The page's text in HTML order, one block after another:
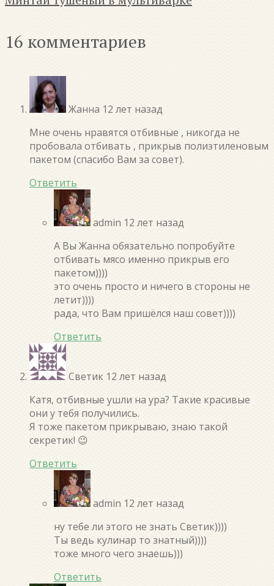
16 комментариев
Жанна 12 лет назад
Мне очень нравятся отбивные , никогда не
пробовала отбивать , прикрыв полиэтиленовым
пакетом (спасибо Вам за совет).
Ответить
admin 12 лет назад
А Вы Жанна обязательно попробуйте
отбивать мясо именно прикрыв его
пакетом))))
это очень просто и ничего в стороны не
летит))))
рада, что Вам пришёлся наш совет))))
Ответить
Светик 12 лет назад
Катя, отбивные ушли на ура? Такие красивые
они у тебя получились.
Я тоже пакетом прикрываю, знаю такой
секретик! 😉
Ответить
admin 12 лет назад
ну тебе ли этого не знать Светик))))
Ты ведь кулинар то знатный))))
тоже много чего знаешь)))
Ответить